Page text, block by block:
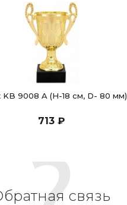
KB 9008 A (H-18 см, D- 80 мм)
713 ₽
связь